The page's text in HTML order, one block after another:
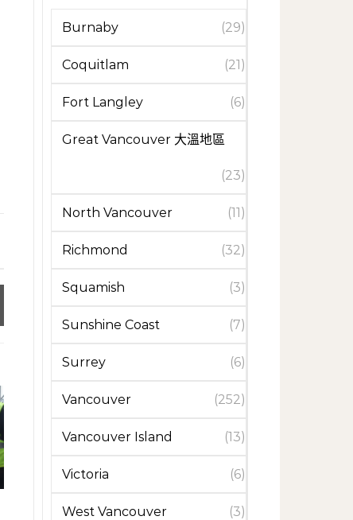
Burnaby (29)
Coquitlam (21)
Fort Langley (6)
Great Vancouver 大溫地區
(23)
North Vancouver (11)
Richmond (32)
Squamish (3)
Sunshine Coast (7)
Surrey (6)
Vancouver (252)
Vancouver Island (13)
Victoria (6)
West Vancouver (3)